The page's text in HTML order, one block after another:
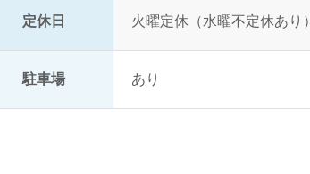
定休日 火曜定休（水曜不定休あり）
駐車場 あり